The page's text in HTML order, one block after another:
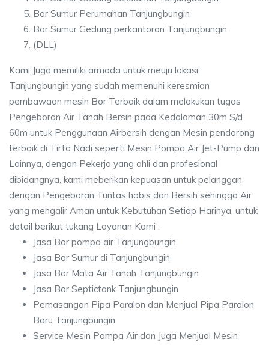
Bor Sumur Perumahan Tanjungbungin
Bor Sumur Gedung perkantoran Tanjungbungin
(DLL)
Kami Juga memiliki armada untuk meuju lokasi
Tanjungbungin yang sudah memenuhi keresmian
pembawaan mesin Bor Terbaik dalam melakukan tugas
Pengeboran Air Tanah Bersih pada Kedalaman 30m S/d
60m untuk Penggunaan Airbersih dengan Mesin pendorong
terbaik di Tirta Nadi seperti Mesin Pompa Air Jet-Pump dan
Lainnya, dengan Pekerja yang ahli dan profesional
dibidangnya, kami meberikan kepuasan untuk pelanggan
dengan Pengeboran Tuntas habis dan Bersih sehingga Air
yang mengalir Aman untuk Kebutuhan Setiap Harinya, untuk
detail berikut tukang Layanan Kami :
Jasa Bor pompa air Tanjungbungin
Jasa Bor Sumur di Tanjungbungin
Jasa Bor Mata Air Tanah Tanjungbungin
Jasa Bor Septictank Tanjungbungin
Pemasangan Pipa Paralon dan Menjual Pipa Paralon
Baru Tanjungbungin
Service Mesin Pompa Air dan Juga Menjual Mesin